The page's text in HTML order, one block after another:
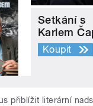
Setkání s
Karlem
Koupit
přiblížit literární